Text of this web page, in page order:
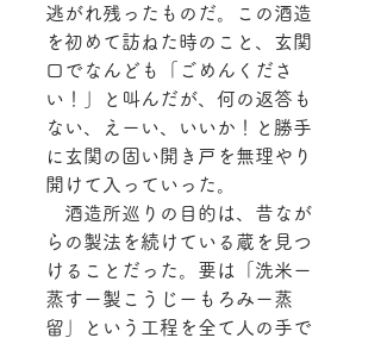
逃がれ残ったものだ。この酒造
を初めて訪ねた時のこと、玄関
口でなんども「ごめんくださ
い！」と叫んだが、何の返答も
ない、えーい、いいか！と勝手
に玄関の固い開き戸を無理やり
開けて入っていった。
酒造所巡りの目的は、昔なが
らの製法を続けている蔵を見つ
けることだった。要は「洗米ー
蒸すー製こうじーもろみー蒸
留」という工程を全て人の手で